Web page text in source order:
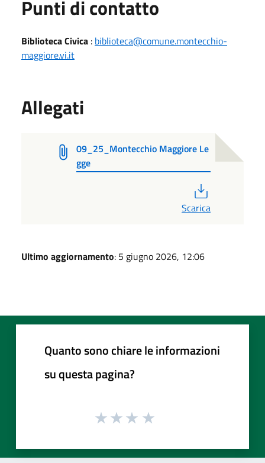
Punti di contatto
Biblioteca Civica : biblioteca@comune.montecchio-
maggiore.vi.it
Allegati
09_25_Montecchio Maggiore Le
gge
Scarica
Ultimo aggiornamento: 5 giugno 2026, 12:06
Quanto sono chiare le informazioni
su questa pagina?